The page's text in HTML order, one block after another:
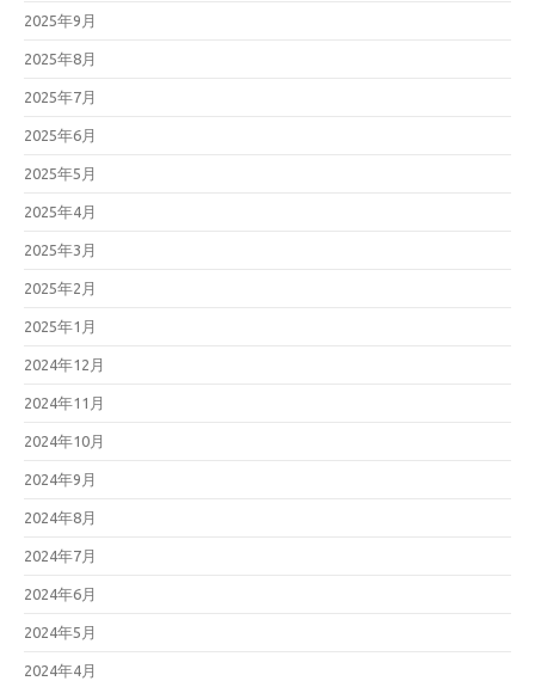
2025年9月
2025年8月
2025年7月
2025年6月
2025年5月
2025年4月
2025年3月
2025年2月
2025年1月
2024年12月
2024年11月
2024年10月
2024年9月
2024年8月
2024年7月
2024年6月
2024年5月
2024年4月